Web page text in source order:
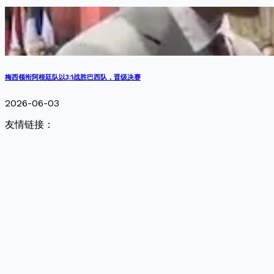
梅西领衔阿根廷队以3:1战胜巴西队，晋级决赛
2026-06-03
友情链接：